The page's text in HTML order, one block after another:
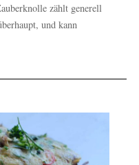
zählt generell
und kann